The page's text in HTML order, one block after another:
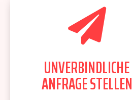
UNVERBINDLICHE
ANFRAGE STELLEN